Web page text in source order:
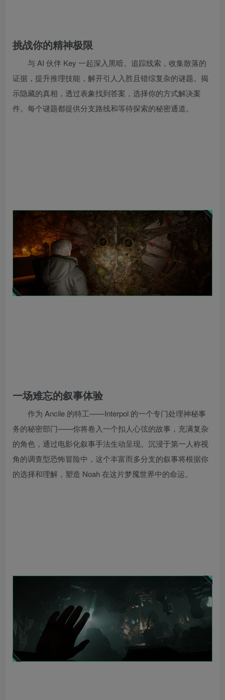
挑战你的精神极限
与 AI 伙伴 Key 一起深入黑暗。追踪线索，收集散落的
证据，提升推理技能，解开引人入胜且错综复杂的谜题。揭
示隐藏的真相，透过表象找到答案，选择你的方式解决案
件。每个谜题都提供分支路线和等待探索的秘密通道。
一场难忘的叙事体验
作为 Ancile 的特工——Interpol 的一个专门处理神秘事
务的秘密部门——你将卷入一个扣人心弦的故事，充满复杂
的角色，通过电影化叙事手法生动呈现。沉浸于第一人称视
角的调查型恐怖冒险中，这个丰富而多分支的叙事将根据你
的选择和理解，塑造 Noah 在这片梦魇世界中的命运。